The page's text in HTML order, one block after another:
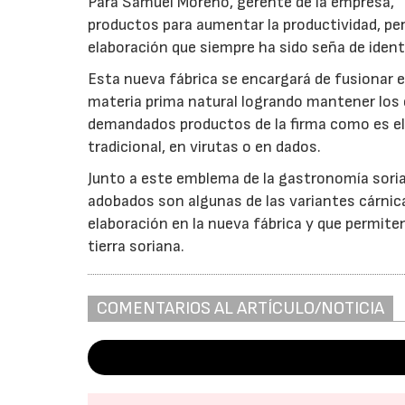
productos para aumentar la productividad,
elaboración que siempre ha sido seña de
Esta nueva fábrica se encargará de fusionar
materia prima natural logrando mantener los
demandados productos de la firma como es
tradicional, en virutas o en dados.
Junto a este emblema de la gastronomía
adobados son algunas de las variantes
elaboración en la nueva fábrica y que
tierra soriana.
COMENTARIOS AL ARTÍCULO/NOTICIA